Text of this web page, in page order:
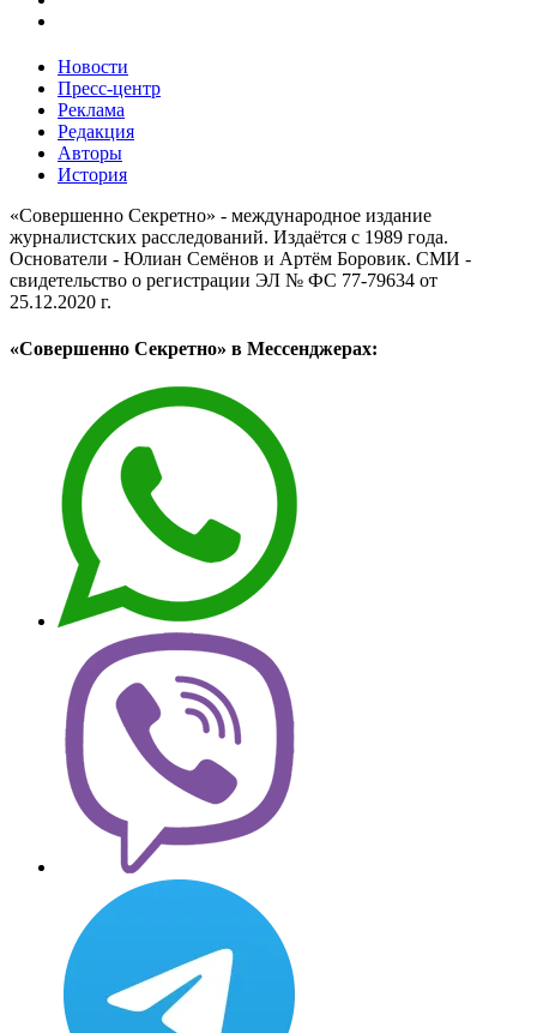
Новости
Пресс-центр
Реклама
Редакция
Авторы
История
«Совершенно Секретно» - международное издание
журналистских расследований. Издаётся с 1989 года.
Основатели - Юлиан Семёнов и Артём Боровик. CМИ -
свидетельство о регистрации ЭЛ № ФС 77-79634 от
25.12.2020 г.
«Совершенно Секретно» в Мессенджерах: